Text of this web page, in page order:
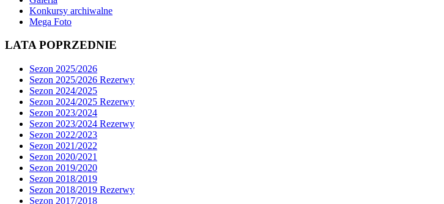
Konkursy archiwalne
Mega Foto
LATA POPRZEDNIE
Sezon 2025/2026
Sezon 2025/2026 Rezerwy
Sezon 2024/2025
Sezon 2024/2025 Rezerwy
Sezon 2023/2024
Sezon 2023/2024 Rezerwy
Sezon 2022/2023
Sezon 2021/2022
Sezon 2020/2021
Sezon 2019/2020
Sezon 2018/2019
Sezon 2018/2019 Rezerwy
Sezon 2017/2018